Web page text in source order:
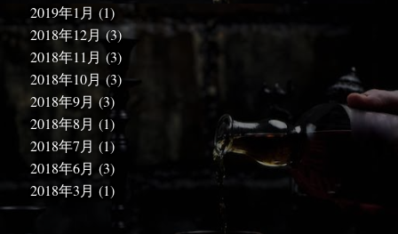
2019年1月 (1)
2018年12月 (3)
2018年11月 (3)
2018年10月 (3)
2018年9月(3)
2018年8月 (1)
2018年7月 (1)
2018年6月 (3)
2018年3月 (1)